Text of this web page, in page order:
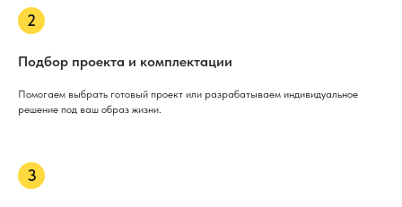
Подбор проекта и комплектации
Помогаем выбрать готовый проект или разрабатываем индивидуальное
решение под ваш образ жизни.